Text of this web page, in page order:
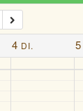
4 DI. 5